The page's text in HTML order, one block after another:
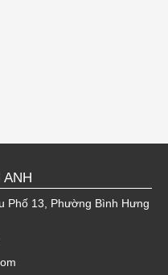
Phố 13, Phường Bình Hưng